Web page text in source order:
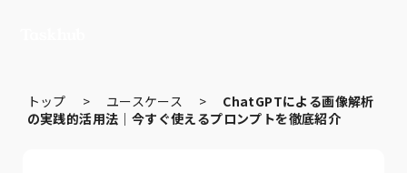
トップ > ユースケース > ChatGPTによる画像解析
の実践的活用法｜今すぐ使えるプロンプトを徹底紹介